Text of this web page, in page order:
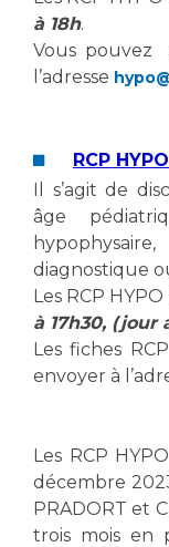
Salon des
Transports
Vos droits, vos
Handicap
Handi 13
Pôle Médecine
Accueil sourds
Charte Romain
Mouvement
Cancer
Les structures
Écoles et
Plateforme
Adresser un
Réseaux de soins
Adresser un
Cancérologie
Les pôles
Anatomie et
à 18h.
Vous pouvez
l’adresse
RCP
Il s’agit de
âge
diagnostique
Les RCP
à 17h30, (jour
Les fiches
envoyer à
Les RCP
décembre
PRADORT et
trois mois en